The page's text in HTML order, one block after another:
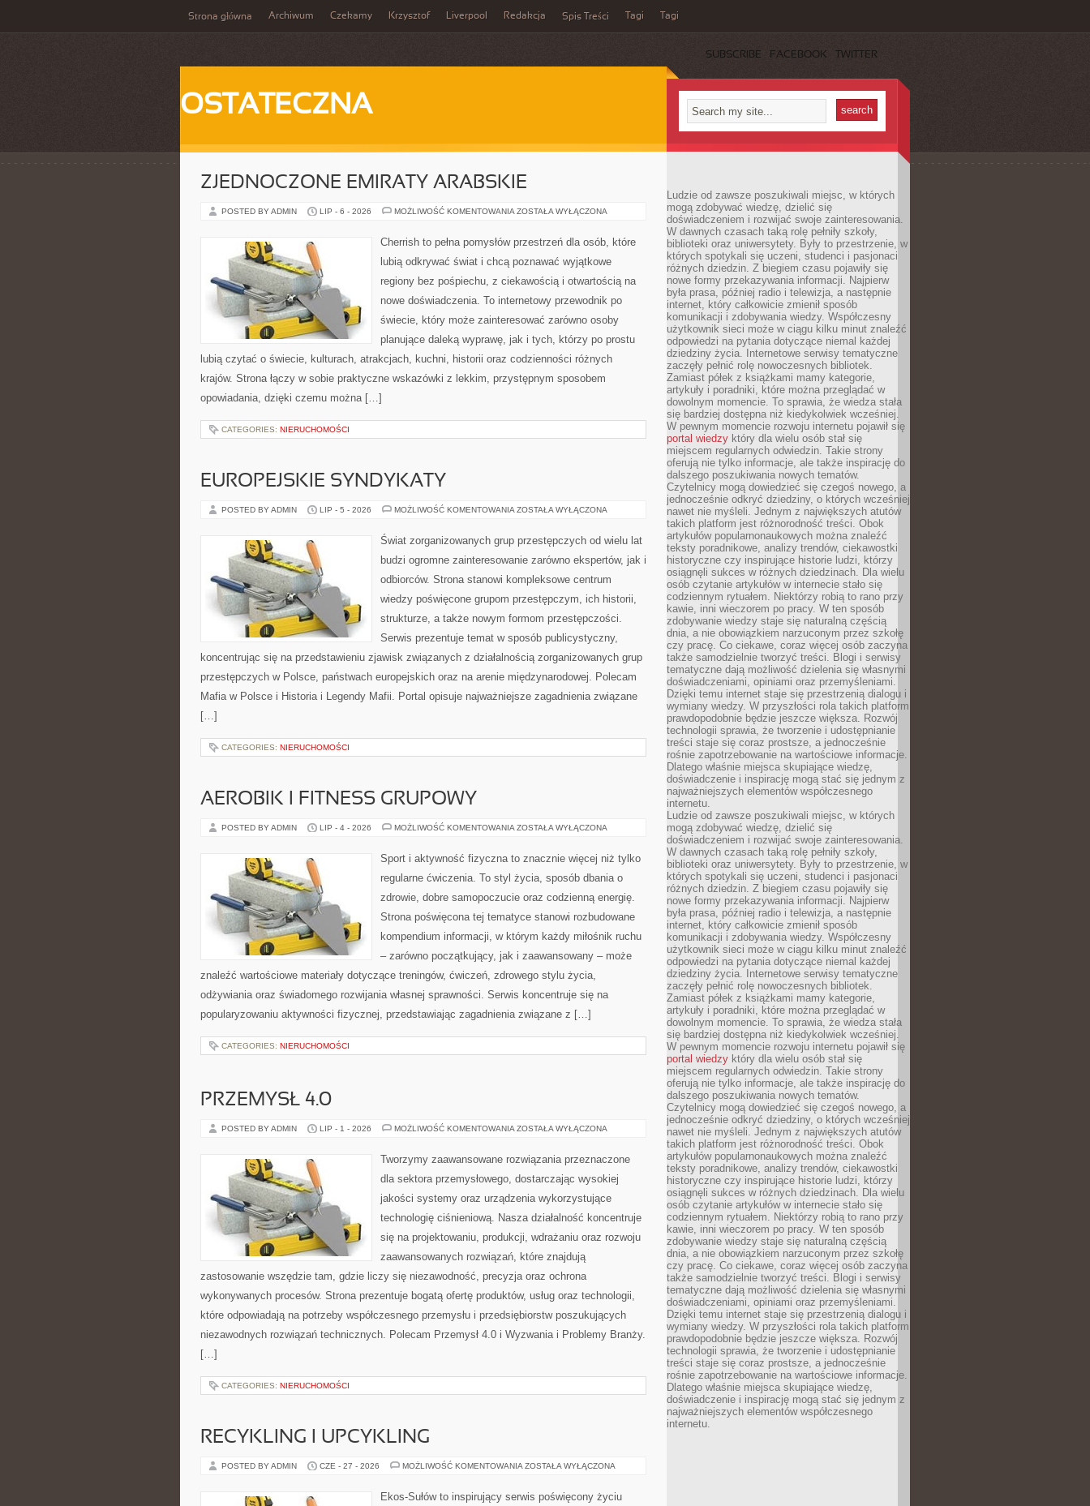
Strona główna Archiwum Czekamy Krzysztof Liverpool Redakcja Spis Treści Tagi Tagi
SUBSCRIBE FACEBOOK TWITTER
OSTATECZNA
ZJEDNOCZONE EMIRATY ARABSKIE
POSTED BY ADMIN LIP - 6 - 2026 MOŻLIWOŚĆ KOMENTOWANIA ZJEDNOCZONE
ZOSTAŁA WYŁĄCZONA
Cherrish to pełna pomysłów przestrzeń dla osób, które
lubią odkrywać świat i chcą poznawać wyjątkowe
regiony bez pośpiechu, z ciekawością i otwartością na
nowe doświadczenia. To internetowy przewodnik po
świecie, który może zainteresować zarówno osoby
planujące daleką wyprawę, jak i tych, którzy po prostu
lubią czytać o świecie, kulturach, atrakcjach, kuchni, historii oraz codzienności różnych
krajów. Strona łączy w sobie praktyczne wskazówki z lekkim, przystępnym sposobem
opowiadania, dzięki czemu można […]
CATEGORIES: NIERUCHOMOŚCI
EUROPEJSKIE SYNDYKATY
POSTED BY ADMIN LIP - 5 - 2026 MOŻLIWOŚĆ KOMENTOWANIA EUROPEJSKIE
ZOSTAŁA WYŁĄCZONA
Świat zorganizowanych grup przestępczych od wielu lat
budzi ogromne zainteresowanie zarówno ekspertów, jak i
odbiorców. Strona stanowi kompleksowe centrum
wiedzy poświęcone grupom przestępczym, ich historii,
strukturze, a także nowym formom przestępczości.
Serwis prezentuje temat w sposób publicystyczny,
koncentrując się na przedstawieniu zjawisk związanych z działalnością zorganizowanych grup
przestępczych w Polsce, państwach europejskich oraz na arenie międzynarodowej. Polecam
Mafia w Polsce i Historia i Legendy Mafii. Portal opisuje najważniejsze zagadnienia związane
[…]
CATEGORIES: NIERUCHOMOŚCI
AEROBIK I FITNESS GRUPOWY
POSTED BY ADMIN LIP - 4 - 2026 MOŻLIWOŚĆ KOMENTOWANIA AEROBIK
GRUPOWY
ZOSTAŁA WYŁĄCZONA
Sport i aktywność fizyczna to znacznie więcej niż tylko
regularne ćwiczenia. To styl życia, sposób dbania o
zdrowie, dobre samopoczucie oraz codzienną energię.
Strona poświęcona tej tematyce stanowi rozbudowane
kompendium informacji, w którym każdy miłośnik ruchu
– zarówno początkujący, jak i zaawansowany – może
znaleźć wartościowe materiały dotyczące treningów, ćwiczeń, zdrowego stylu życia,
odżywiania oraz świadomego rozwijania własnej sprawności. Serwis koncentruje się na
popularyzowaniu aktywności fizycznej, przedstawiając zagadnienia związane z […]
CATEGORIES: NIERUCHOMOŚCI
PRZEMYSŁ 4.0
POSTED BY ADMIN LIP - 1 - 2026 MOŻLIWOŚĆ KOMENTOWANIA PRZEMYSŁ
ZOSTAŁA WYŁĄCZONA
Tworzymy zaawansowane rozwiązania przeznaczone
dla sektora przemysłowego, dostarczając wysokiej
jakości systemy oraz urządzenia wykorzystujące
technologię ciśnieniową. Nasza działalność koncentruje
się na projektowaniu, produkcji, wdrażaniu oraz rozwoju
zaawansowanych rozwiązań, które znajdują
zastosowanie wszędzie tam, gdzie liczy się niezawodność, precyzja oraz ochrona
wykonywanych procesów. Strona prezentuje bogatą ofertę produktów, usług oraz technologii,
które odpowiadają na potrzeby współczesnego przemysłu i przedsiębiorstw poszukujących
niezawodnych rozwiązań technicznych. Polecam Przemysł 4.0 i Wyzwania i Problemy Branży.
[…]
CATEGORIES: NIERUCHOMOŚCI
RECYKLING I UPCYKLING
POSTED BY ADMIN CZE - 27 - 2026 MOŻLIWOŚĆ KOMENTOWANIA RECYKLING
ZOSTAŁA WYŁĄCZONA
Ekos-Sułów to inspirujący serwis poświęcony życiu
Ludzie od zawsze poszukiwali miejsc, w których
mogą zdobywać wiedzę, dzielić się
doświadczeniem i rozwijać swoje zainteresowania.
W dawnych czasach taką rolę pełniły szkoły,
biblioteki oraz uniwersytety. Były to przestrzenie, w
których spotykali się uczeni, studenci i pasjonaci
różnych dziedzin. Z biegiem czasu pojawiły się
nowe formy przekazywania informacji. Najpierw
była prasa, później radio i telewizja, a następnie
internet, który całkowicie zmienił sposób
komunikacji i zdobywania wiedzy. Współczesny
użytkownik sieci może w ciągu kilku minut znaleźć
odpowiedzi na pytania dotyczące niemal każdej
dziedziny życia. Internetowe serwisy tematyczne
zaczęły pełnić rolę nowoczesnych bibliotek.
Zamiast półek z książkami mamy kategorie,
artykuły i poradniki, które można przeglądać w
dowolnym momencie. To sprawia, że wiedza stała
się bardziej dostępna niż kiedykolwiek wcześniej.
W pewnym momencie rozwoju internetu pojawił się
portal wiedzy który dla wielu osób stał się
miejscem regularnych odwiedzin. Takie strony
oferują nie tylko informacje, ale także inspirację do
dalszego poszukiwania nowych tematów.
Czytelnicy mogą dowiedzieć się czegoś nowego, a
jednocześnie odkryć dziedziny, o których wcześniej
nawet nie myśleli. Jednym z największych atutów
takich platform jest różnorodność treści. Obok
artykułów popularnonaukowych można znaleźć
teksty poradnikowe, analizy trendów, ciekawostki
historyczne czy inspirujące historie ludzi, którzy
osiągnęli sukces w różnych dziedzinach. Dla wielu
osób czytanie artykułów w internecie stało się
codziennym rytuałem. Niektórzy robią to rano przy
kawie, inni wieczorem po pracy. W ten sposób
zdobywanie wiedzy staje się naturalną częścią
dnia, a nie obowiązkiem narzuconym przez szkołę
czy pracę. Co ciekawe, coraz więcej osób zaczyna
także samodzielnie tworzyć treści. Blogi i serwisy
tematyczne dają możliwość dzielenia się własnymi
doświadczeniami, opiniami oraz przemyśleniami.
Dzięki temu internet staje się przestrzenią dialogu i
wymiany wiedzy. W przyszłości rola takich platform
prawdopodobnie będzie jeszcze większa. Rozwój
technologii sprawia, że tworzenie i udostępnianie
treści staje się coraz prostsze, a jednocześnie
rośnie zapotrzebowanie na wartościowe informacje.
Dlatego właśnie miejsca skupiające wiedzę,
doświadczenie i inspirację mogą stać się jednym z
najważniejszych elementów współczesnego
internetu.
Ludzie od zawsze poszukiwali miejsc, w których
mogą zdobywać wiedzę, dzielić się
doświadczeniem i rozwijać swoje zainteresowania.
W dawnych czasach taką rolę pełniły szkoły,
biblioteki oraz uniwersytety. Były to przestrzenie, w
których spotykali się uczeni, studenci i pasjonaci
różnych dziedzin. Z biegiem czasu pojawiły się
nowe formy przekazywania informacji. Najpierw
była prasa, później radio i telewizja, a następnie
internet, który całkowicie zmienił sposób
komunikacji i zdobywania wiedzy. Współczesny
użytkownik sieci może w ciągu kilku minut znaleźć
odpowiedzi na pytania dotyczące niemal każdej
dziedziny życia. Internetowe serwisy tematyczne
zaczęły pełnić rolę nowoczesnych bibliotek.
Zamiast półek z książkami mamy kategorie,
artykuły i poradniki, które można przeglądać w
dowolnym momencie. To sprawia, że wiedza stała
się bardziej dostępna niż kiedykolwiek wcześniej.
W pewnym momencie rozwoju internetu pojawił się
portal wiedzy który dla wielu osób stał się
miejscem regularnych odwiedzin. Takie strony
oferują nie tylko informacje, ale także inspirację do
dalszego poszukiwania nowych tematów.
Czytelnicy mogą dowiedzieć się czegoś nowego, a
jednocześnie odkryć dziedziny, o których wcześniej
nawet nie myśleli. Jednym z największych atutów
takich platform jest różnorodność treści. Obok
artykułów popularnonaukowych można znaleźć
teksty poradnikowe, analizy trendów, ciekawostki
historyczne czy inspirujące historie ludzi, którzy
osiągnęli sukces w różnych dziedzinach. Dla wielu
osób czytanie artykułów w internecie stało się
codziennym rytuałem. Niektórzy robią to rano przy
kawie, inni wieczorem po pracy. W ten sposób
zdobywanie wiedzy staje się naturalną częścią
dnia, a nie obowiązkiem narzuconym przez szkołę
czy pracę. Co ciekawe, coraz więcej osób zaczyna
także samodzielnie tworzyć treści. Blogi i serwisy
tematyczne dają możliwość dzielenia się własnymi
doświadczeniami, opiniami oraz przemyśleniami.
Dzięki temu internet staje się przestrzenią dialogu i
wymiany wiedzy. W przyszłości rola takich platform
prawdopodobnie będzie jeszcze większa. Rozwój
technologii sprawia, że tworzenie i udostępnianie
treści staje się coraz prostsze, a jednocześnie
rośnie zapotrzebowanie na wartościowe informacje.
Dlatego właśnie miejsca skupiające wiedzę,
doświadczenie i inspirację mogą stać się jednym z
najważniejszych elementów współczesnego
internetu.